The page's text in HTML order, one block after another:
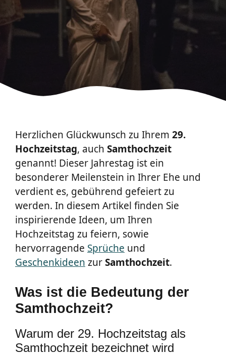
Herzlichen Glückwunsch zu Ihrem 29.
Hochzeitstag, auch Samthochzeit
genannt! Dieser Jahrestag ist ein
besonderer Meilenstein in Ihrer Ehe und
verdient es, gebührend gefeiert zu
werden. In diesem Artikel finden Sie
inspirierende Ideen, um Ihren
Hochzeitstag zu feiern, sowie
hervorragende Sprüche und
Geschenkideen zurSamthochzeit.
Was ist die Bedeutung der
Samthochzeit?
Warum der 29. Hochzeitstag als
Samthochzeit bezeichnet wird